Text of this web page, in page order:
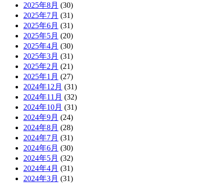
2025年8月 (30)
2025年7月 (31)
2025年6月 (31)
2025年5月 (20)
2025年4月 (30)
2025年3月 (31)
2025年2月 (21)
2025年1月 (27)
2024年12月 (31)
2024年11月 (32)
2024年10月 (31)
2024年9月 (24)
2024年8月 (28)
2024年7月 (31)
2024年6月 (30)
2024年5月 (32)
2024年4月 (31)
2024年3月 (31)